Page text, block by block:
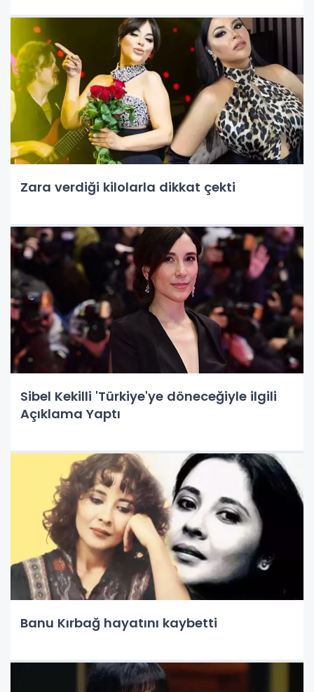
Zara verdiği kilolarla dikkat çekti
Sibel Kekilli 'Türkiye'ye döneceğiyle ilgili
Açıklama Yaptı
Banu Kırbağ hayatını kaybetti